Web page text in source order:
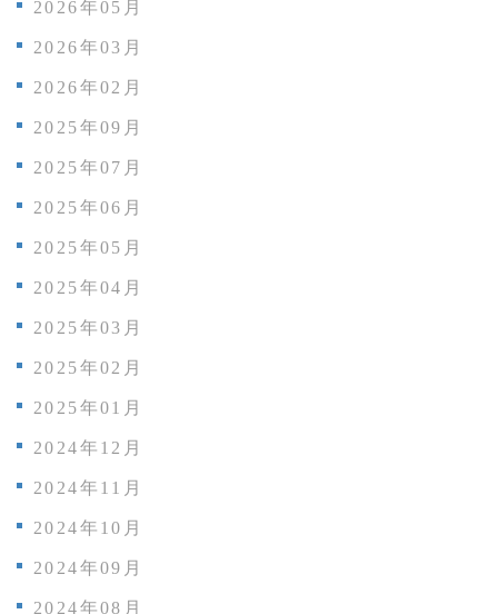
2026年05月
2026年03月
2026年02月
2025年09月
2025年07月
2025年06月
2025年05月
2025年04月
2025年03月
2025年02月
2025年01月
2024年12月
2024年11月
2024年10月
2024年09月
2024年08月